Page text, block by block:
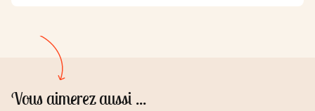
Vous aimerez aussi ...